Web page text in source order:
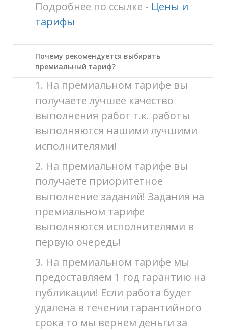
Подробнее по ссылке - Цены и
тарифы
Почему рекомендуется выбирать
премиальный тариф?
1. На премиальном тарифе вы
получаете лучшее качество
выполнения работ т.к. работы
выполняются нашими лучшими
исполнителями!
2. На премиальном тарифе вы
получаете приоритетное
выполнение заданий! Задания на
премиальном тарифе
выполняются исполнителями в
первую очередь!
3. На премиальном тарифе мы
предоставляем 1 год гарантию на
публикации! Если работа будет
удалена в течении гарантийного
срока то мы вернем деньги за